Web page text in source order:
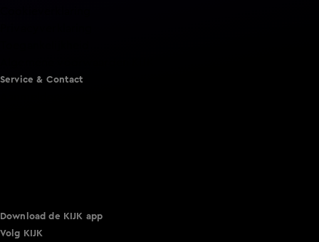
Service & Contact
Download de KIJK app
Volg KIJK